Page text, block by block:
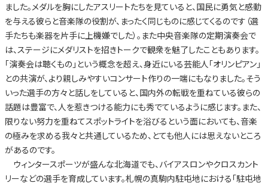
ました。メダルを胸にしたアスリートたちを見ていると、国民に勇気と感動
を与える彼らと音楽隊の役割が、まったく同じものに感じてくるのです（選
手たちも楽器を片手に上機嫌でした）。また中央音楽隊の定期演奏会で
は、ステージにメダリストを招きトークで観衆を魅了したこともあります。
「演奏会は聴くもの」という概念を超え、身近にいる芸能人「オリンピアン」
との共演が、より親しみやすいコンサート作りの一端にもなりました。そう
いった選手の方々と話しをしていると、国内外の転戦を重ねている彼らの
話題は豊富で、人を惹きつける能力にも秀でているように感じます。また、
限りない努力を重ねてスポットライトを浴びるという面においても、音楽
の極みを求める我々と共通しているため、とても他人には思えないところ
があるのです。
ウィンタースポーツが盛んな北海道でも、バイアスロンやクロスカント
リーなどの選手を育成しています。札幌の真駒内駐屯地における「駐屯地